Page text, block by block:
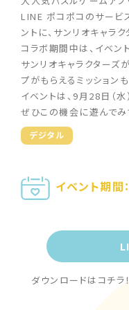
LINE ポコポコのサービ
ントに、サンリオキャラ
コラボ期間中は、イベン
サンリオキャラクターズ
プがもらえるミッション
イベントは、9月28日（
ぜひこの機会に遊んでみ
デジタル
イベント期間
ダウンロードはコチラ！